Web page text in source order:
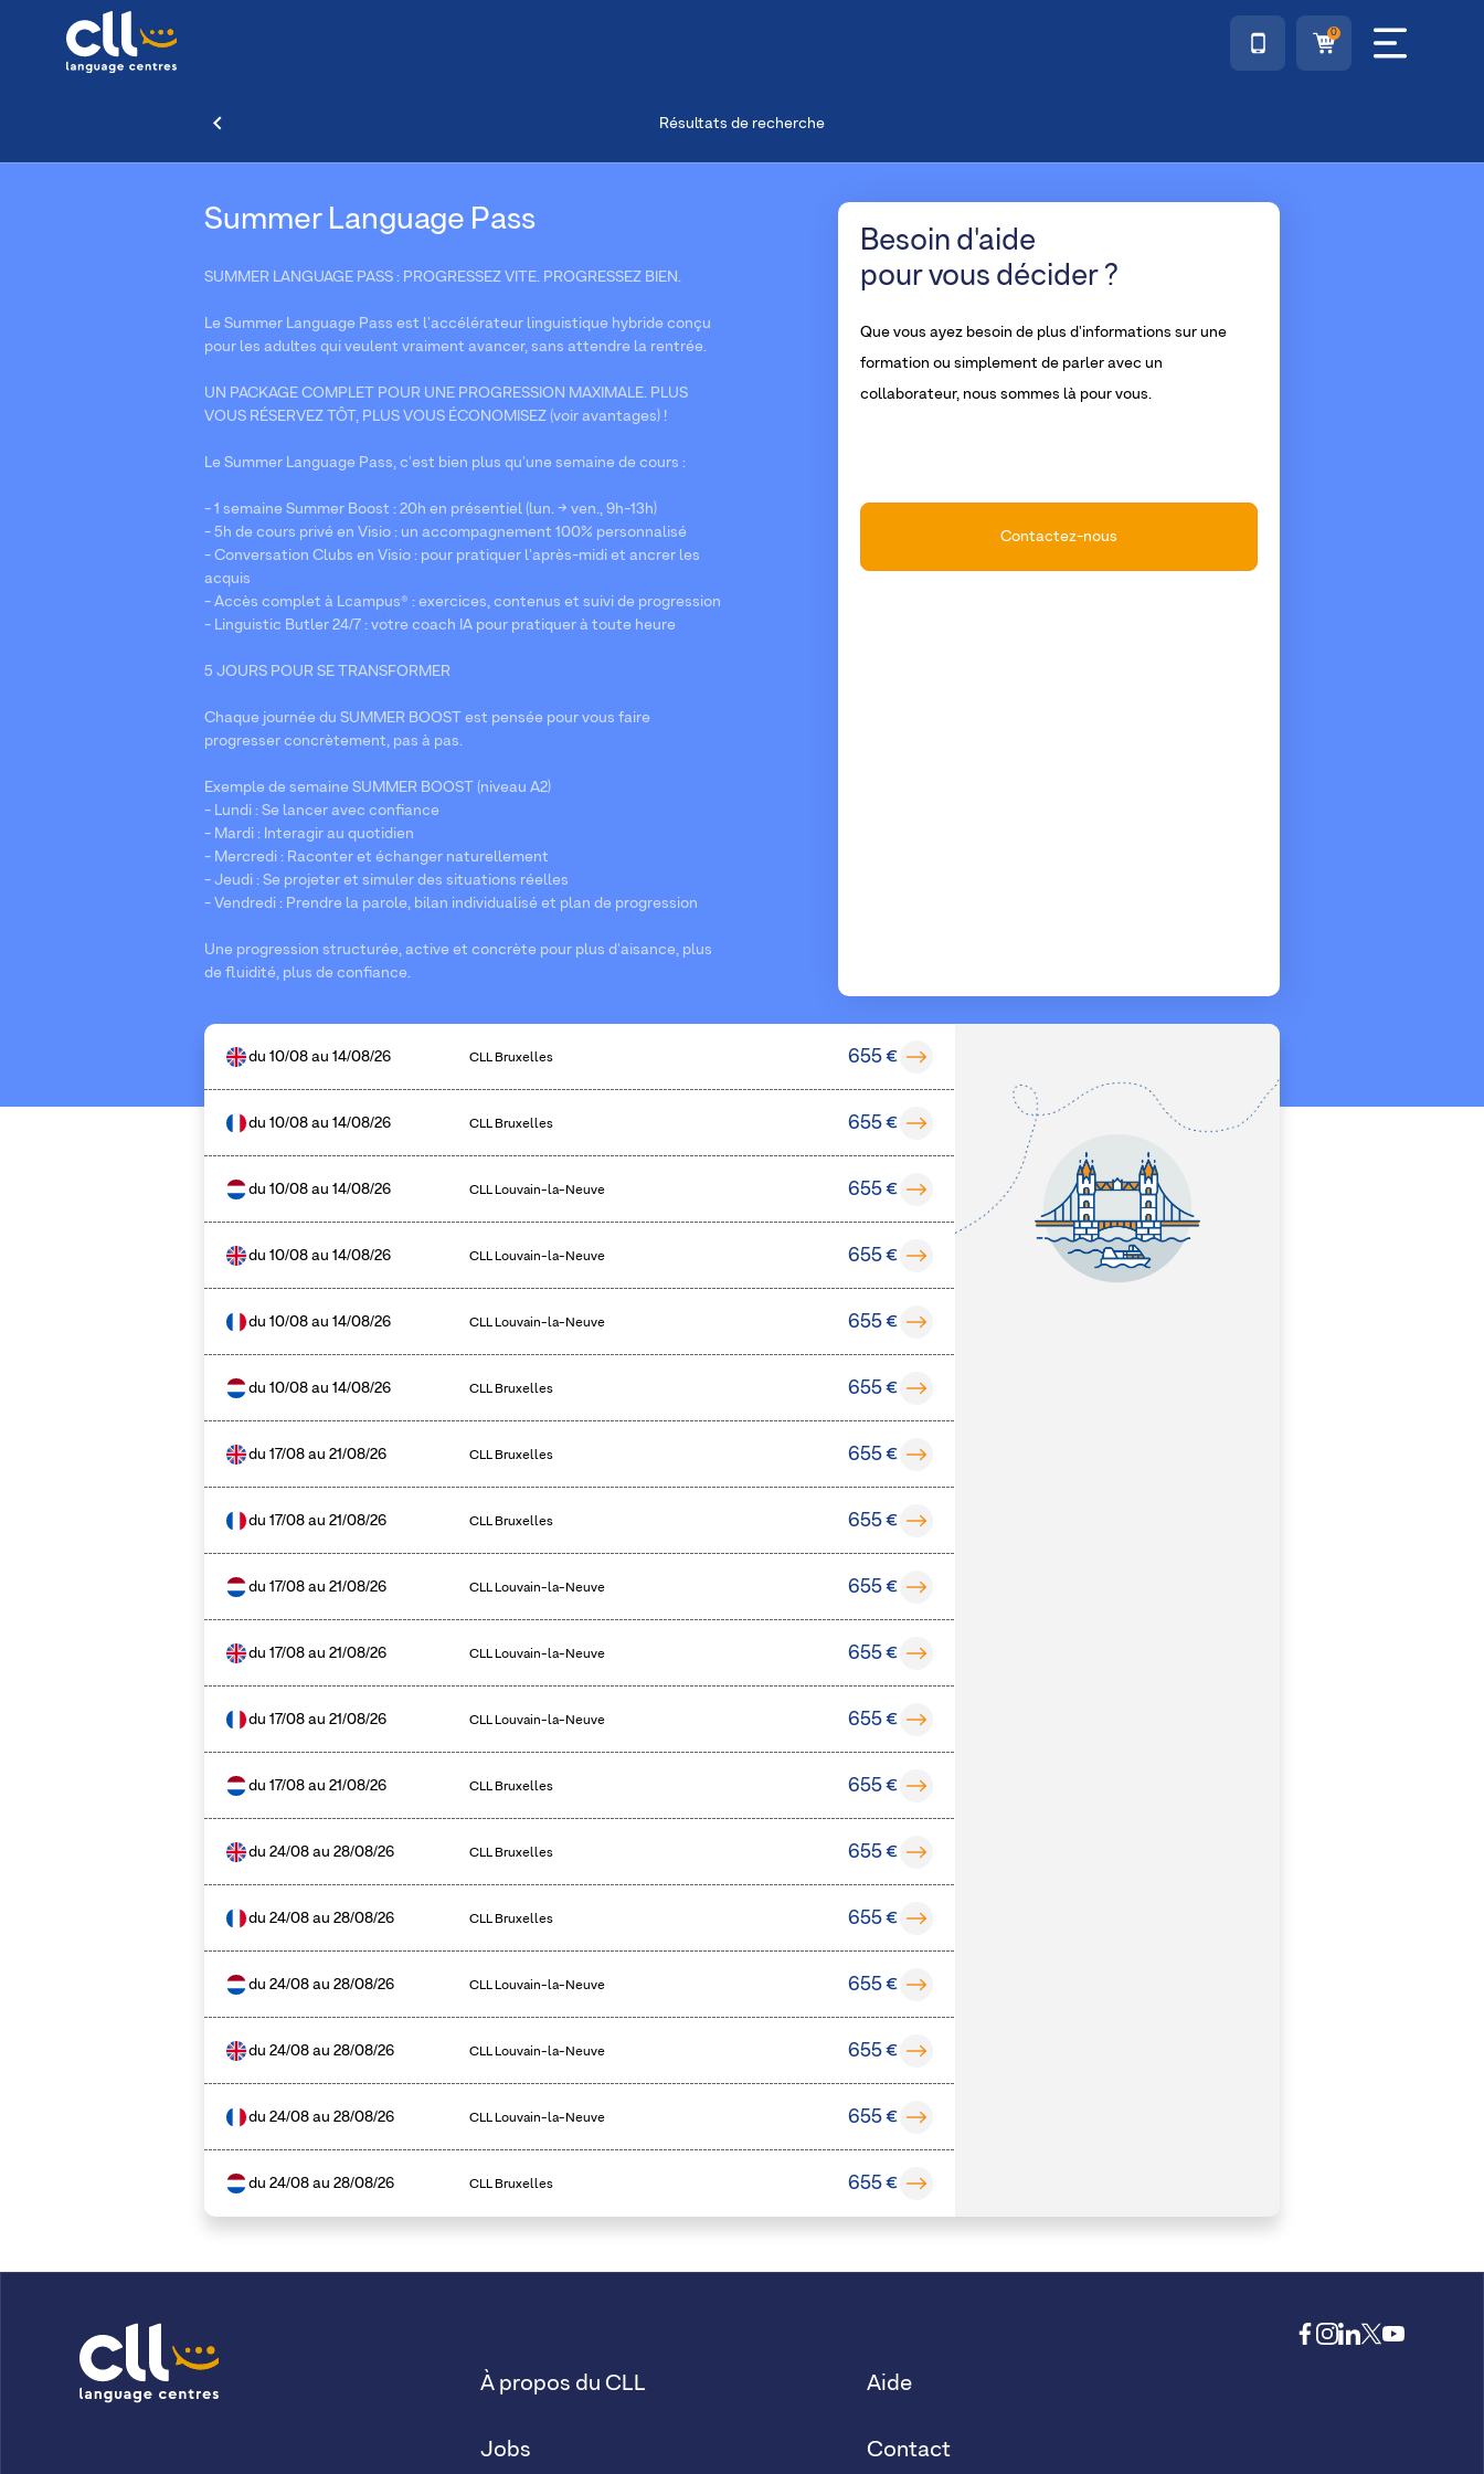
0
Résultats de recherche
Summer Language Pass
SUMMER LANGUAGE PASS : PROGRESSEZ VITE. PROGRESSEZ BIEN.
Le Summer Language Pass est l'accélérateur linguistique hybride conçu
pour les adultes qui veulent vraiment avancer, sans attendre la rentrée.
UN PACKAGE COMPLET POUR UNE PROGRESSION MAXIMALE. PLUS
VOUS RÉSERVEZ TÔT, PLUS VOUS ÉCONOMISEZ (voir avantages) !
Le Summer Language Pass, c'est bien plus qu'une semaine de cours :
- 1 semaine Summer Boost : 20h en présentiel (lun. → ven., 9h-13h)
- 5h de cours privé en Visio : un accompagnement 100% personnalisé
- Conversation Clubs en Visio : pour pratiquer l'après-midi et ancrer les
acquis
- Accès complet à Lcampus® : exercices, contenus et suivi de progression
- Linguistic Butler 24/7 : votre coach IA pour pratiquer à toute heure
5 JOURS POUR SE TRANSFORMER
Chaque journée du SUMMER BOOST est pensée pour vous faire
progresser concrètement, pas à pas.
Exemple de semaine SUMMER BOOST (niveau A2)
- Lundi : Se lancer avec confiance
- Mardi : Interagir au quotidien
- Mercredi : Raconter et échanger naturellement
- Jeudi : Se projeter et simuler des situations réelles
- Vendredi : Prendre la parole, bilan individualisé et plan de progression
Une progression structurée, active et concrète pour plus d'aisance, plus
de fluidité, plus de confiance.
Besoin d'aide
pour vous décider ?
Que vous ayez besoin de plus d'informations sur une
formation ou simplement de parler avec un
collaborateur, nous sommes là pour vous.
Contactez-nous
du 10/08au 14/08/26 CLL Bruxelles 655 €
du 10/08au 14/08/26 CLL Bruxelles 655 €
du 10/08au 14/08/26 CLL Louvain-la-Neuve 655 €
du 10/08au 14/08/26 CLL Louvain-la-Neuve 655 €
du 10/08au 14/08/26 CLL Louvain-la-Neuve 655 €
du 10/08au 14/08/26 CLL Bruxelles 655 €
du 17/08au 21/08/26 CLL Bruxelles 655 €
du 17/08au 21/08/26 CLL Bruxelles 655 €
du 17/08au 21/08/26 CLL Louvain-la-Neuve 655 €
du 17/08au 21/08/26 CLL Louvain-la-Neuve 655 €
du 17/08au 21/08/26 CLL Louvain-la-Neuve 655 €
du 17/08au 21/08/26 CLL Bruxelles 655 €
du 24/08au 28/08/26 CLL Bruxelles 655 €
du 24/08au 28/08/26 CLL Bruxelles 655 €
du 24/08au 28/08/26 CLL Louvain-la-Neuve 655 €
du 24/08au 28/08/26 CLL Louvain-la-Neuve 655 €
du 24/08au 28/08/26 CLL Louvain-la-Neuve 655 €
du 24/08au 28/08/26 CLL Bruxelles 655 €
À propos du CLL
Jobs
Aide
Contact